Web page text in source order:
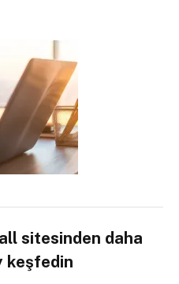
sitesinden daha
keşfedin